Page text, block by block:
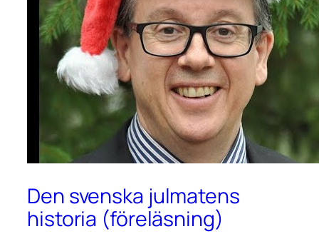
Den svenska julmatens
historia (föreläsning)